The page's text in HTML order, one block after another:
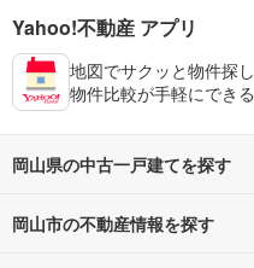
Yahoo!不動産 アプリ
地図でサクッと物件探し
物件比較が手軽にできる
岡山県の中古一戸建てを探す
路線・駅から探す
岡山市の不動産情報を探す